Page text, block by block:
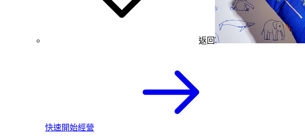
返回
快速開始經營